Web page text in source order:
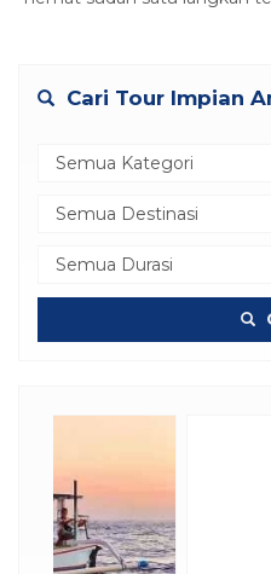
Cari Tour Impian